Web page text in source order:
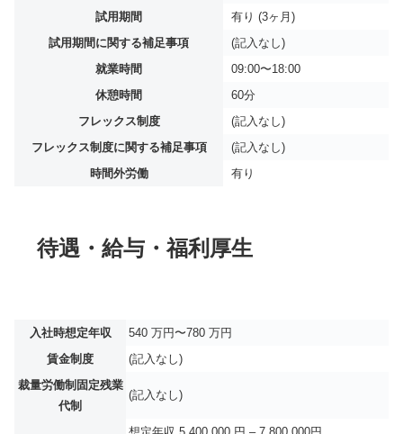
試用期間
有り (3ヶ月)
試用期間に関する補足事項
(記入なし)
就業時間
09:00〜18:00
休憩時間
60分
フレックス制度
(記入なし)
フレックス制度に関する補足事項
(記入なし)
時間外労働
有り
待遇・給与・福利厚生
入社時想定年収
540 万円〜780 万円
賃金制度
(記入なし)
裁量労働制固定残業
代制
(記入なし)